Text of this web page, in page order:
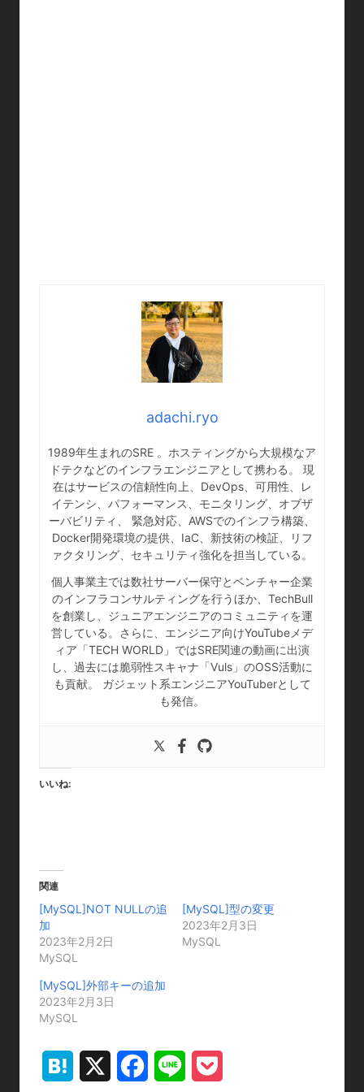
adachi.ryo
1989年生まれのSRE 。ホスティングから大規模なア
ドテクなどのインフラエンジニアとして携わる。 現
在はサービスの信頼性向上、DevOps、可用性、レ
イテンシ、パフォーマンス、モニタリング、オブザ
ーバビリティ、 緊急対応、AWSでのインフラ構築、
Docker開発環境の提供、IaC、新技術の検証、リフ
ァクタリング、セキュリティ強化を担当している。
個人事業主では数社サーバー保守とベンチャー企業
のインフラコンサルティングを行うほか、TechBull
を創業し、ジュニアエンジニアのコミュニティを運
営している。さらに、エンジニア向けYouTubeメデ
ィア「TECH WORLD」ではSRE関連の動画に出演
し、過去には脆弱性スキャナ「Vuls」のOSS活動に
も貢献。 ガジェット系エンジニアYouTuberとして
も発信。
いいね:
関連
[MySQL]NOT NULLの追
加
2023年2月2日
MySQL
[MySQL]型の変更
2023年2月3日
MySQL
[MySQL]外部キーの追加
2023年2月3日
MySQL